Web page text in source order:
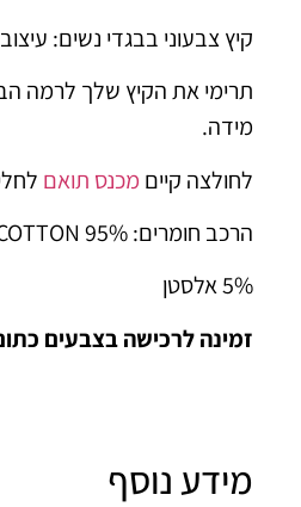
קיץ צבעוני בבגדי נשים:
תרימי את הקיץ שלך לרמה
מידה.
לחולצה קיים מכנס תואם
הרכב חומרים: 95% COTTON
5% אלסטן
זמינה לרכישה בצבעים
מידע נוסף